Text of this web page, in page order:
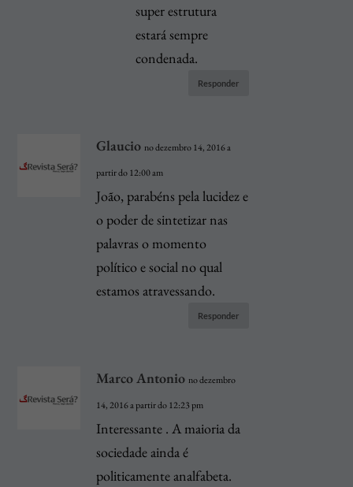
super estrutura
estará sempre
condenada.
Responder
Glaucio no dezembro 14, 2016 a
partir do 12:00 am
João, parabéns pela lucidez e
o poder de sintetizar nas
palavras o momento
político e social no qual
estamos atravessando.
Responder
Marco Antonio no dezembro
14, 2016 a partir do 12:23 pm
Interessante . A maioria da
sociedade ainda é
politicamente analfabeta.